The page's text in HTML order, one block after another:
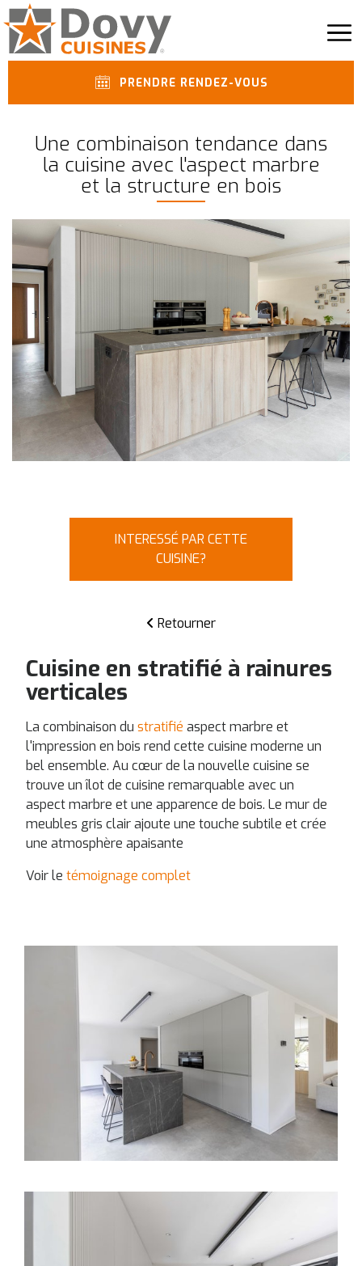
PRENDRE RENDEZ-VOUS
Une combinaison tendance dans
la cuisine avec l'aspect marbre
et la structure en bois
INTERESSÉ PAR CETTE
CUISINE?
Retourner
Cuisine en stratifié à rainures
verticales
La combinaison dustratifié aspect marbre et
l'impression en bois rend cette cuisine moderne un
bel ensemble. Au cœur de la nouvelle cuisine se
trouve un îlot de cuisine remarquable avec un
aspect marbre et une apparence de bois. Le mur de
meubles gris clair ajoute une touche subtile et crée
une atmosphère apaisante
Voir letémoignage complet